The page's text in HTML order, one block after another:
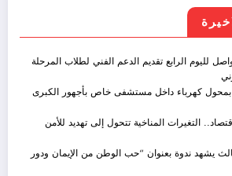
لليوم الرابع تقديم الدعم الفني لطلاب المرحلة
كهرباء داخل مستشفى خاص بأجهور الكبرى
التغيرات المناخية تتحول إلى تهديد للأمن
يشهد ندوة بعنوان “حب الوطن من الإيمان ودور